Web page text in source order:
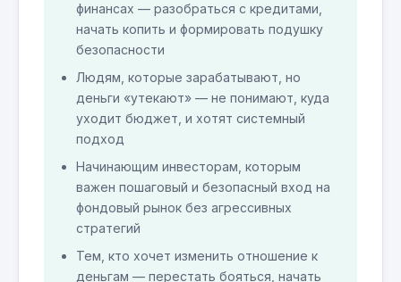
финансах — разобраться с кредитами,
начать копить и формировать подушку
безопасности
Людям, которые зарабатывают, но
деньги «утекают» — не понимают, куда
уходит бюджет, и хотят системный
подход
Начинающим инвесторам, которым
важен пошаговый и безопасный вход на
фондовый рынок без агрессивных
стратегий
Тем, кто хочет изменить отношение к
деньгам — перестать бояться, начать